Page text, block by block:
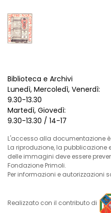
Biblioteca e Archivi
Lunedì, Mercoledì, Venerdì:
9.30-13.30
Martedì, Giovedì:
9.30-13.30 / 14-17
L'accesso alla documentazione
La riproduzione, la
delle immagini deve essere
Fondazione Primoli.
Per informazioni e autorizzazioni
Realizzato con il contributo di